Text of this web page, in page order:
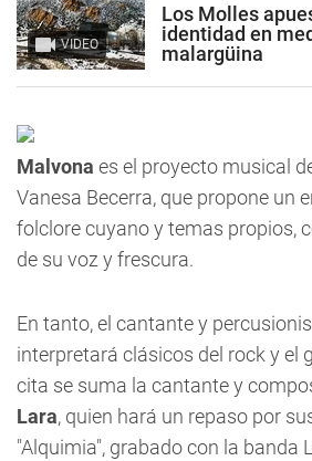
VIDEO
Los Molles
identidad en
malargüina
Malvona es el proyecto musical
Vanesa Becerra, que propone un
folclore cuyano y temas propios,
de su voz y frescura.
En tanto, el cantante y
interpretará clásicos del rock y el
cita se suma la cantante y
Lara, quien hará un repaso por
"Alquimia", grabado con la banda